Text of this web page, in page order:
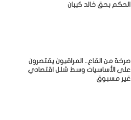
الحكم بحق خالد كيبان
صرخة من القاع.. العراقيون يقتصرون
على الأساسيات وسط شلل اقتصادي
غير مسبوق